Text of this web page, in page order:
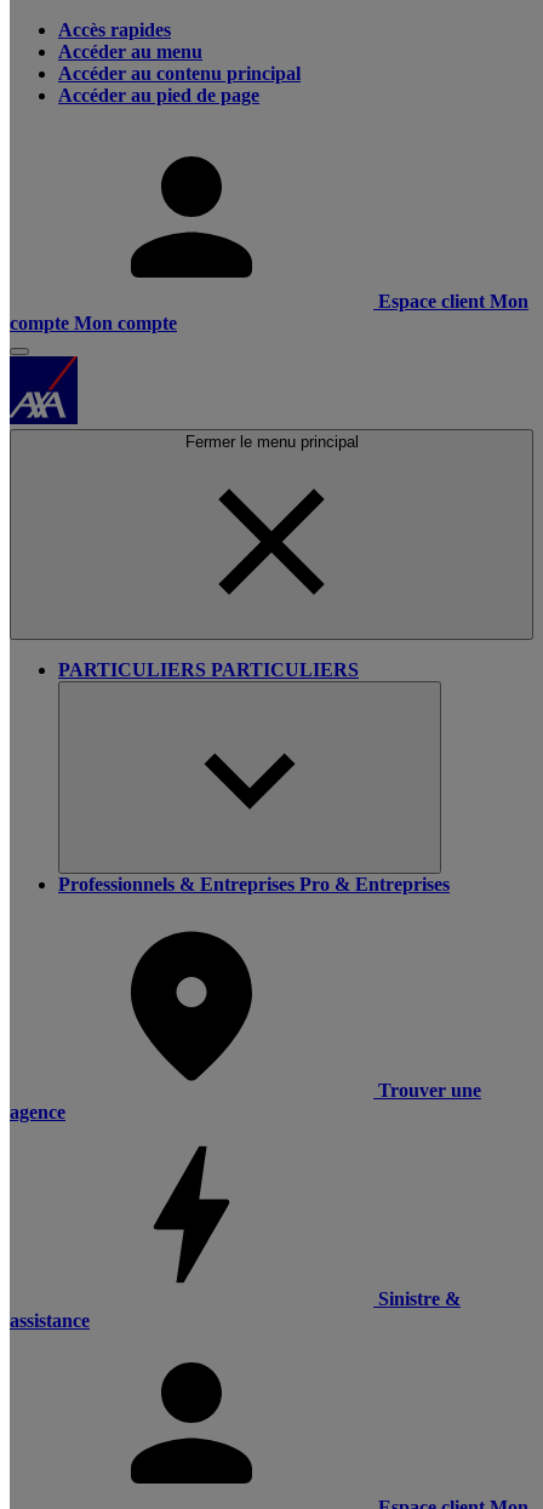
Accès rapides
Accéder au menu
Accéder au contenu principal
Accéder au pied de page
Espace client Mon
compte Mon compte
Fermer le menu principal
PARTICULIERS PARTICULIERS
Professionnels & Entreprises Pro & Entreprises
Trouver une
agence
Sinistre &
assistance